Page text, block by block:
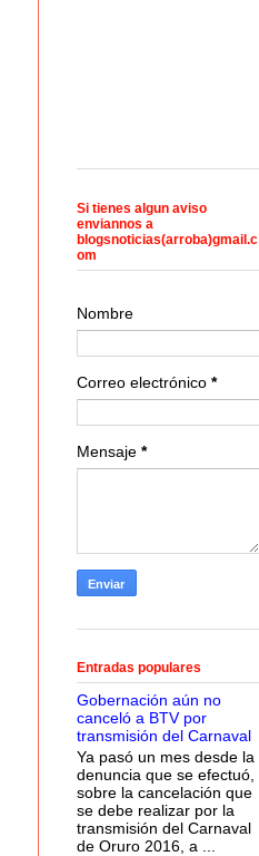
Si tienes algun aviso
enviannos a
blogsnoticias(arroba)gmail.c
om
Nombre
Correo electrónico *
Mensaje *
Entradas populares
Gobernación aún no
canceló a BTV por
transmisión del Carnaval
Ya pasó un mes desde la
denuncia que se efectuó,
sobre la cancelación que
se debe realizar por la
transmisión del Carnaval
de Oruro 2016, a ...